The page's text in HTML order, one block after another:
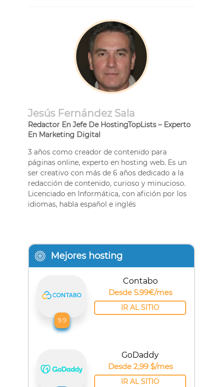
Mejores hosting
9.9
Contabo
Desde 5.99€/mes
IR AL SITIO
GoDaddy
Desde 2,99 $/mes
IR AL SITIO
Jesús Fernández Sala
Redactor En Jefe De HostingTopLists – Experto
En Marketing Digital
3 años como creador de contenido para
páginas online, experto en hosting web. Es un
ser creativo con más de 6 años dedicado a la
redacción de contenido, curioso y minucioso.
Licenciado en Informática, con afición por los
idiomas, habla español e inglés